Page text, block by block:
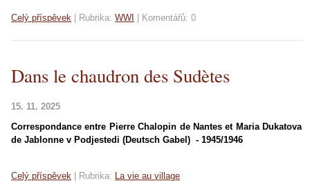
Celý příspěvek Rubrika: WWI Komentářů: 0
Dans le chaudron des Sudètes
15. 11. 2025
Correspondance entre Pierre Chalopin de Nantes et Maria Dukatova
de Jablonne v Podjestedi (Deutsch Gabel) - 1945/1946
Celý příspěvek Rubrika: La vie au village